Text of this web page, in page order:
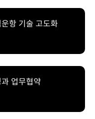
항 기술 고도화
업무협약